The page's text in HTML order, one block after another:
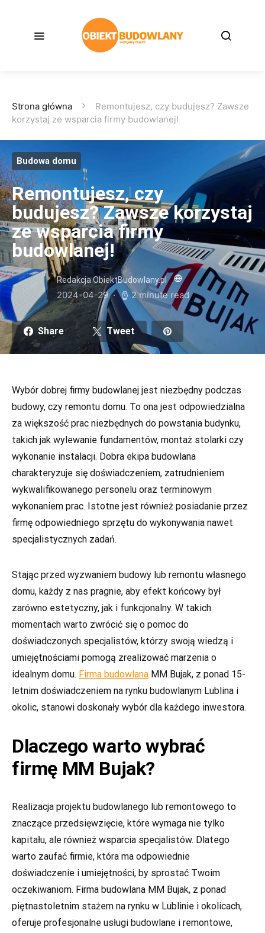
Strona główna
Remontujesz, czy budujesz? Zawsze
korzystaj ze wsparcia firmy budowlanej!
Budowa domu
Remontujesz, czy
budujesz? Zawsze korzystaj
ze wsparcia firmy
budowlanej!
Redakcja ObiektBudowlany.pl
2024-04-29 2 minute read
Share Tweet
Wybór dobrej firmy budowlanej jest niezbędny podczas
budowy, czy remontu domu. To ona jest odpowiedzialna
za większość prac niezbędnych do powstania budynku,
takich jak wylewanie fundamentów, montaż stolarki czy
wykonanie instalacji. Dobra ekipa budowlana
charakteryzuje się doświadczeniem, zatrudnieniem
wykwalifikowanego personelu oraz terminowym
wykonaniem prac. Istotne jest również posiadanie przez
firmę odpowiedniego sprzętu do wykonywania nawet
specjalistycznych zadań.
Stając przed wyzwaniem budowy lub remontu własnego
domu, każdy z nas pragnie, aby efekt końcowy był
zarówno estetyczny, jak i funkcjonalny. W takich
momentach warto zwrócić się o pomoc do
doświadczonych specjalistów, którzy swoją wiedzą i
umiejętnościami pomogą zrealizować marzenia o
idealnym domu. Firma budowlana MM Bujak, z ponad 15-
letnim doświadczeniem na rynku budowlanym Lublina i
okolic, stanowi doskonały wybór dla każdego inwestora.
Dlaczego warto wybrać
firmę MM Bujak?
Realizacja projektu budowlanego lub remontowego to
znaczące przedsięwzięcie, które wymaga nie tylko
kapitału, ale również wsparcia specjalistów. Dlatego
warto zaufać firmie, która ma odpowiednie
doświadczenie i umiejętności, by sprostać Twoim
oczekiwaniom. Firma budowlana MM Bujak, z ponad
piętnastoletnim stażem na rynku w Lublinie i okolicach,
oferuje profesjonalne usługi budowlane i remontowe,
opcjonalne. Są
one potrzebne
funkcjonowania
strony